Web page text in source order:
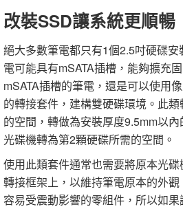
改裝SSD讓系統更順暢
絕大多數筆電都只有1個2.5吋硬碟
電可能具有mSATA插槽，能夠擴充
mSATA插槽的筆電，還是可以使用
的轉接套件，建構雙硬碟環境。此
的空間，轉做為安裝厚度9.5mm以
光碟機轉為第2顆硬碟所需的空間。
使用此類套件通常也需要將原本光
轉接框架上，以維持筆電原本的外
容易受震動影響的零組件，所以如